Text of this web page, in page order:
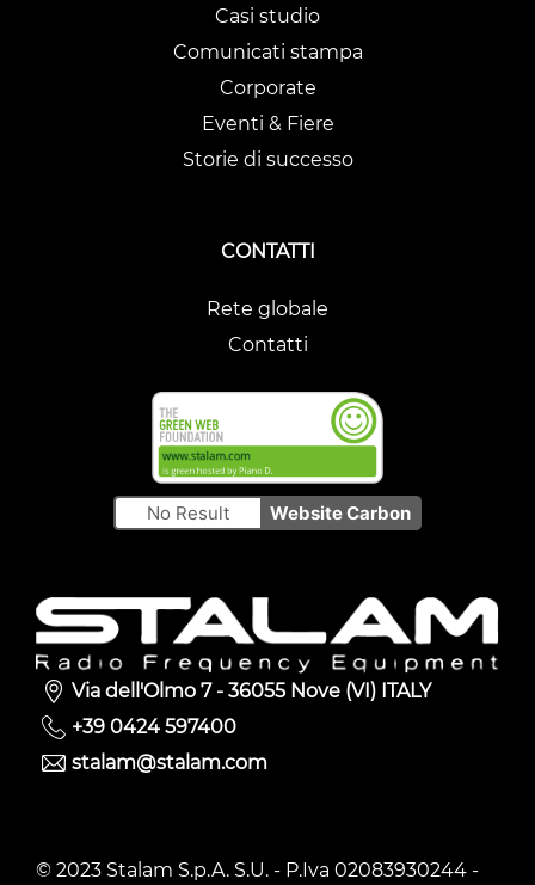
Casi studio
Comunicati stampa
Corporate
Eventi & Fiere
Storie di successo
CONTATTI
Rete globale
Contatti
No Result Website Carbon
Via dell'Olmo 7 - 36055 Nove (VI) ITALY
+39 0424 597400
stalam@stalam.com
© 2023 Stalam S.p.A. S.U. - P.Iva 02083930244 -